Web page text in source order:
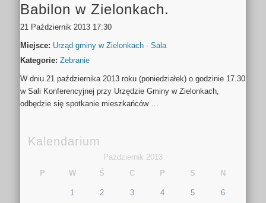
Babilon w Zielonkach.
21 Październik 2013 17:30
Miejsce: Urząd gminy w Zielonkach - Sala
Kategorie: Zebranie
W dniu 21 października 2013 roku (poniedziałek) o godzinie 17.30
w Sali Konferencyjnej przy Urzędzie Gminy w Zielonkach,
odbędzie się spotkanie mieszkańców …
Kalendarium
Październik 2013
P
W Ś C P S N
1 2 3 4 5 6